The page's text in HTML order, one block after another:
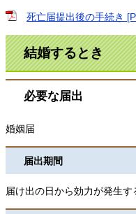
死亡届提出後の手続き
結婚するとき
必要な届出
婚姻届
届出期間
届け出の日から効力が発生